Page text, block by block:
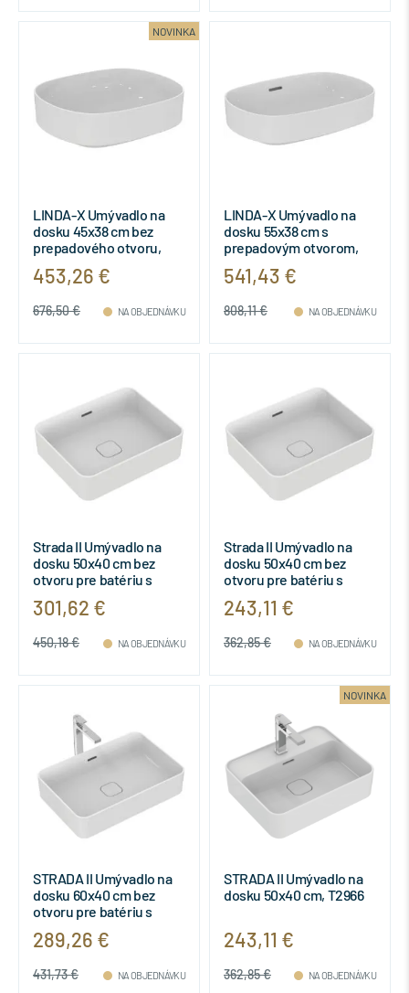
NOVINKA
LINDA-X Umývadlo na
dosku 45x38 cm bez
prepadového otvoru,
453,26 €
676,50 € NA OBJEDNÁVKU
LINDA-X Umývadlo na
dosku 55x38 cm s
prepadovým otvorom,
541,43 €
808,11 € NA OBJEDNÁVKU
Strada II Umývadlo na
dosku 50x40 cm bez
otvoru pre batériu s
T2965MA
301,62 €
450,18 € NA OBJEDNÁVKU
Strada II Umývadlo na
dosku 50x40 cm bez
otvoru pre batériu s
T2965
243,11 €
362,85 € NA OBJEDNÁVKU
STRADA II Umývadlo na
dosku 60x40 cm bez
otvoru pre batériu s
T299901
289,26 €
431,73 € NA OBJEDNÁVKU
NOVINKA
STRADA II Umývadlo na
dosku 50x40 cm, T2966
243,11 €
362,85 € NA OBJEDNÁVKU